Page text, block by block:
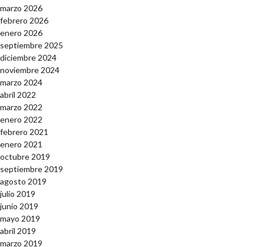
marzo 2026
febrero 2026
enero 2026
septiembre 2025
diciembre 2024
noviembre 2024
marzo 2024
abril 2022
marzo 2022
enero 2022
febrero 2021
enero 2021
octubre 2019
septiembre 2019
agosto 2019
julio 2019
junio 2019
mayo 2019
abril 2019
marzo 2019